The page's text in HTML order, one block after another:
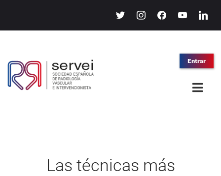
twitter instagramfacebook youtube linkedin
Entrar
Las técnicas más